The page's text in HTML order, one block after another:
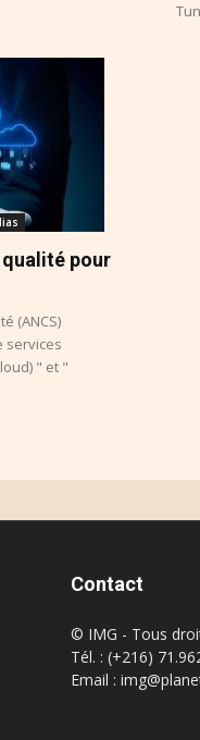
qualité pour
(ANCS)
services
" et "
Contact
© IMG - Tous
Tél. : (+216)
Email :